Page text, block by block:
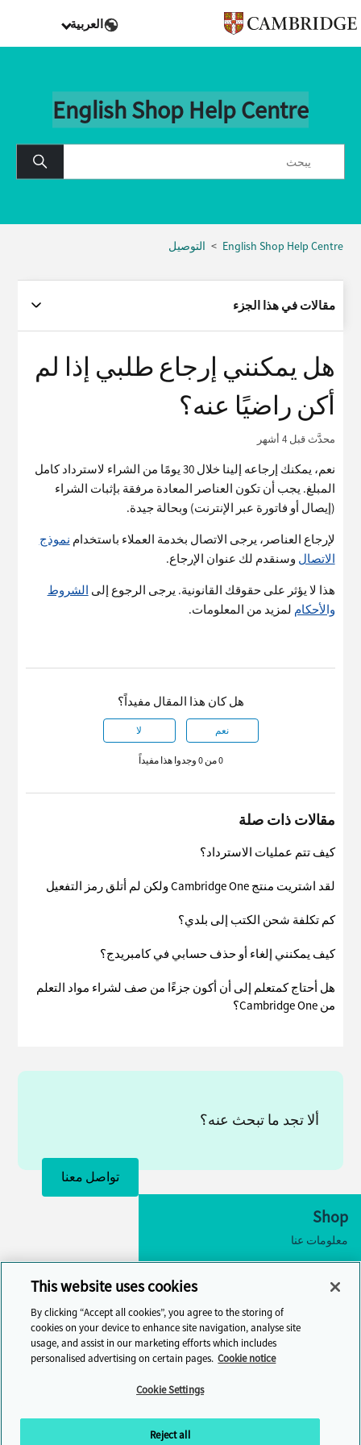
العربية
English Shop Help Centre
English Shop Help Centre التوصيل
مقالات في هذا الجزء
هل يمكنني إرجاع طلبي إذا لم
أكن راضيًا عنه؟
محدَّثقبل 4 أشهر
نعم، يمكنك إرجاعه إلينا خلال 30 يومًا من الشراء لاسترداد كامل
المبلغ. يجب أن تكون العناصر المعادة مرفقة بإثبات الشراء
(إيصال أو فاتورة عبر الإنترنت) وبحالة جيدة.
لإرجاع العناصر، يرجى الاتصال بخدمة العملاء باستخدام نموذج
الاتصال وسنقدم لك عنوان الإرجاع.
هذا لا يؤثر على حقوقك القانونية. يرجى الرجوع إلى الشروط
والأحكام لمزيد من المعلومات.
هل كان هذا المقال مفيداً؟
نعم لا
0 من 0 وجدوا هذا مفيداً
مقالات ذات صلة
كيف تتم عمليات الاسترداد؟
لقد اشتريت منتج Cambridge One ولكن لم أتلق رمز التفعيل
كم تكلفة شحن الكتب إلى بلدي؟
كيف يمكنني إلغاء أو حذف حسابي في كامبريدج؟
هل أحتاج كمتعلم إلى أن أكون جزءًا من صف لشراء مواد التعلم
من Cambridge One؟
ألا تجد ما تبحث عنه؟
تواصل معنا
Shop
معلومات عنا
تواصل معنا
This website uses cookies
By clicking “Accept all cookies”, you agree to the storing of
cookies on your device to enhance site navigation, analyse site
usage, and assist in our marketing efforts which includes
personalised advertising on certain pages. Cookie notice
Cookie Settings
Reject all